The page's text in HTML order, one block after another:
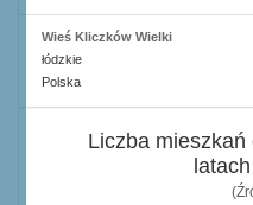
Wieś Kliczków Wielki
łódzkie
Polska
Liczba